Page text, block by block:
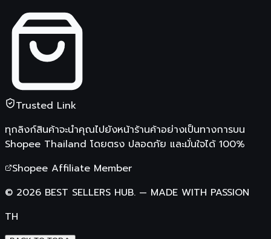
Trusted Link
ทุกลิงก์สินค้าจะนำคุณไปยังหน้าร้านค้าอย่างเป็นทางการบน
Shopee Thailand โดยตรง ปลอดภัย และมั่นใจได้ 100%
Shopee Affiliate Member
© 2026 BEST SELLERS HUB. — MADE WITH PASSION
TH